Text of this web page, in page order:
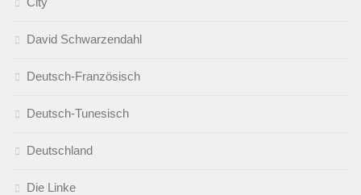
David Schwarzendahl
Deutsch-Französisch
Deutsch-Tunesisch
Deutschland
Die Linke